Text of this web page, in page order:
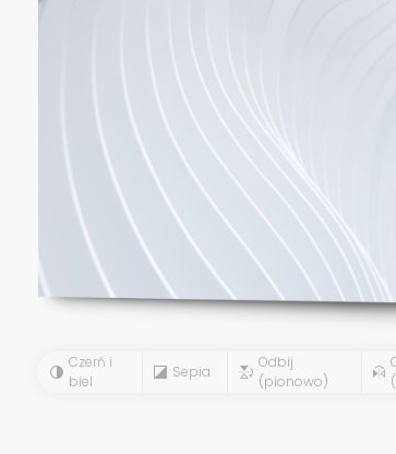
Czerń i
biel
Sepia
Odbij
(pionowo)